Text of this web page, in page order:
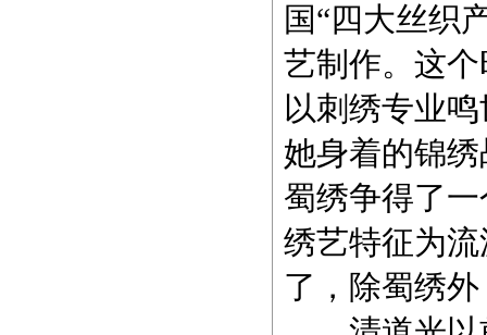
国“四大丝织
艺制作。这
以刺绣专业
她身着的锦
蜀绣争得了
绣艺特征为
了，除蜀绣